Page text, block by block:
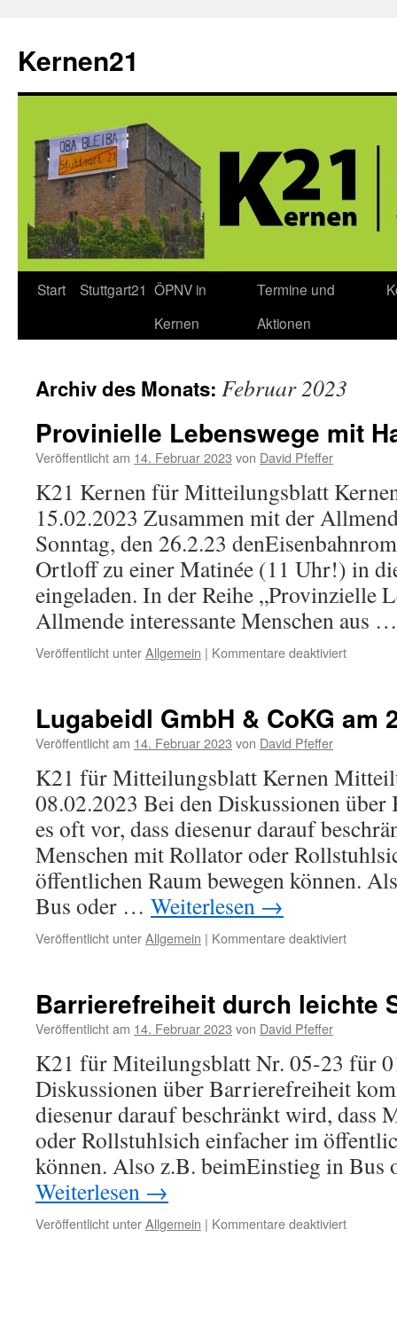
springen
Kernen21
Start Stuttgart21 ÖPNV in
Kernen
Termine und
Aktionen
Archiv des Monats: Februar 2023
Provinielle Lebenswege mit
Veröffentlicht am 14. Februar 2023 von David Pfeffer
K21 Kernen für Mitteilungsblatt
15.02.2023 Zusammen mit der
Sonntag, den 26.2.23
Ortloff zu einer Matinée (11 Uhr!) in
eingeladen. In der Reihe „Provinzielle
Allmende interessante Menschen aus
Veröffentlicht unterAllgemein | Kommentare deaktiviertfür
Hagen
Lugabeidl GmbH & CoKG am
Veröffentlicht am 14. Februar 2023 von David Pfeffer
K21 für Mitteilungsblatt Kernen
08.02.2023 Bei den Diskussionen
es oft vor, dass diesenur darauf
Menschen mit Rollator oder
öffentlichen Raum bewegen können.
Bus oder … Weiterlesen →
Veröffentlicht unterAllgemein | Kommentare deaktiviertfür
CoKG
Barrierefreiheit durch leichte
Veröffentlicht am 14. Februar 2023 von David Pfeffer
K21 für Miteilungsblatt Nr. 05-23 für
Diskussionen über Barrierefreiheit
diesenur darauf beschränkt wird, dass
oder Rollstuhlsich einfacher im
können. Also z.B. beimEinstieg in
Weiterlesen →
Veröffentlicht unterAllgemein | Kommentare deaktiviertfür